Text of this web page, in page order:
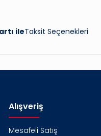
ileTaksit Seçenekleri
Alışveriş
Mesafeli Satış